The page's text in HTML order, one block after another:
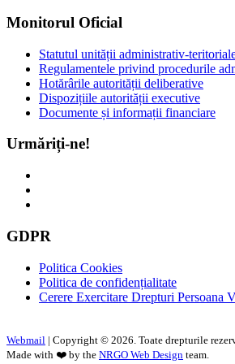
Monitorul Oficial
Statutul unității administrativ-
Regulamentele privind procedurile
Hotărârile autorității deliberative
Dispozițiile autorității executive
Documente și informații financiare
Urmăriți-ne!
GDPR
Politica Cookies
Politica de confidențialitate
Cerere Exercitare Drepturi Persoana
Webmail | Copyright © 2026. Toate drepturile
Made with ❤️ by the NRGO Web Design team.